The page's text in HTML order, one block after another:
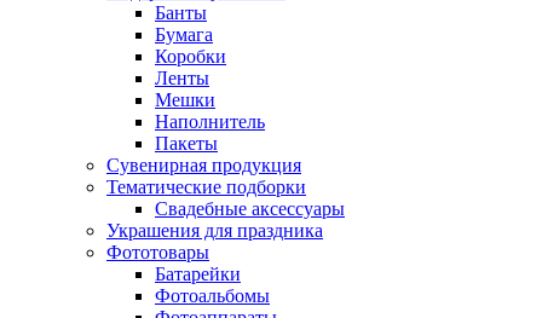
Банты
Бумага
Коробки
Ленты
Мешки
Наполнитель
Пакеты
Сувенирная продукция
Тематические подборки
Свадебные аксессуары
Украшения для праздника
Фототовары
Батарейки
Фотоальбомы